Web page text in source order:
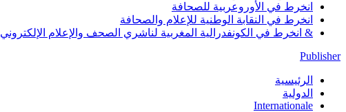
انخرط في الأوروعربية للصحافة
انخرط في النقابة الوطنية للإعلام والصحافة
& انخرط في الكونفدرالية المغربية لناشري الصحف والإعلام الإلكتروني MEDIAS
Publisher
الرئيسية
الدولية
Internationale